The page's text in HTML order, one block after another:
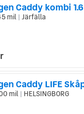
Caddy kombi 1.6
mil Järfälla
mil HELSINGBORG